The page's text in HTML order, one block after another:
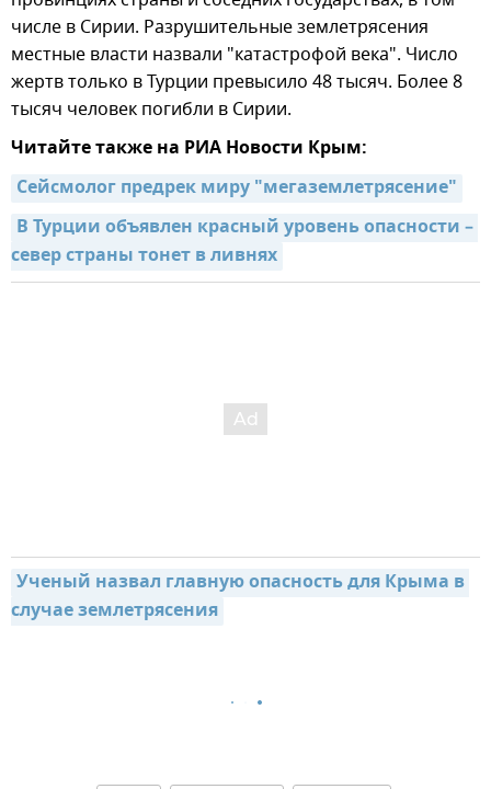
числе в Сирии. Разрушительные землетрясения
местные власти назвали "катастрофой века". Число
жертв только в Турции превысило 48 тысяч. Более 8
тысяч человек погибли в Сирии.
Читайте также на РИА Новости Крым:
Сейсмолог предрек миру "мегаземлетрясение"
В Турции объявлен красный уровень опасности –
север страны тонет в ливнях
Ученый назвал главную опасность для Крыма в
случае землетрясения